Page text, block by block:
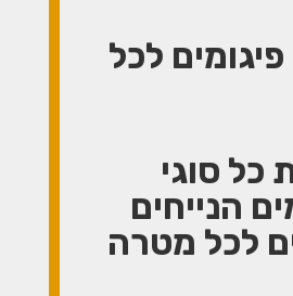
לכל
כל סוגי
הנייחים
לכל מטרה